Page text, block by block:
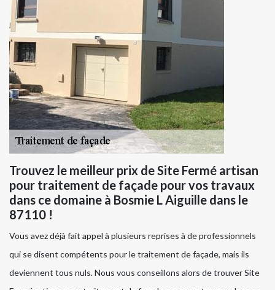
Trouvez le meilleur prix de Site Fermé artisan
pour traitement de façade pour vos travaux
dans ce domaine à Bosmie L Aiguille dans le
87110 !
Vous avez déjà fait appel à plusieurs reprises à de professionnels
qui se disent compétents pour le traitement de façade, mais ils
deviennent tous nuls. Nous vous conseillons alors de trouver Site